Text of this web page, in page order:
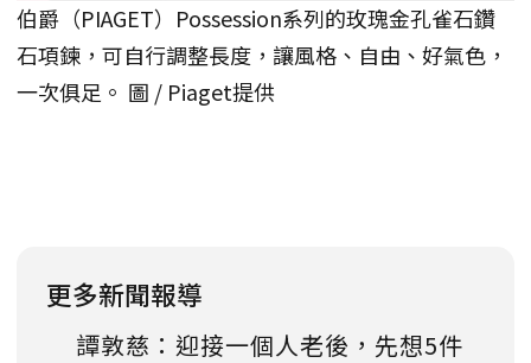
伯爵（PIAGET）Possession系列的玫瑰金孔雀石鑽
石項鍊，可自行調整長度，讓風格、自由、好氣色，
一次俱足。 圖 / Piaget提供
更多新聞報導
譚敦慈：迎接一個人老後，先想5件